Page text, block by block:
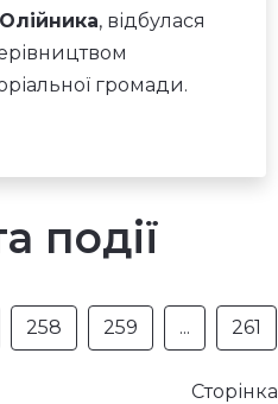
, відбулася
громади.
події
258 259 ... 261